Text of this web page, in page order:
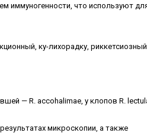
иммуногенности, что используют
ку-лихорадку, риккетсиозный
— R. ассоhalimae, у клопов R.
микроскопии, а также